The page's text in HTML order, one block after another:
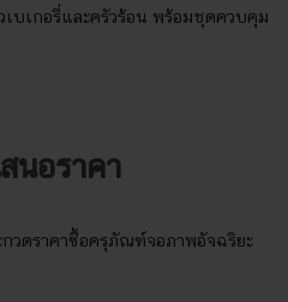
บเกอรี่และครัวร้อน พร้อมชุดควบคุม
นอราคา
วดราคาซื้อครุภัณฑ์จอภาพอัจฉริยะ